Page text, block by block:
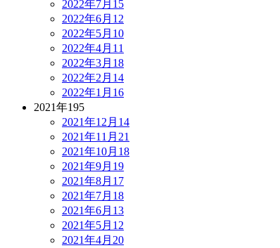
2022年7月 15
2022年6月 12
2022年5月 10
2022年4月 11
2022年3月 18
2022年2月 14
2022年1月 16
2021年195
2021年12月 14
2021年11月 21
2021年10月 18
2021年9月 19
2021年8月 17
2021年7月 18
2021年6月 13
2021年5月 12
2021年4月 20